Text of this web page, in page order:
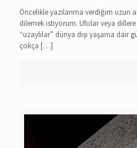
Öncelikle yazılarıma verdiğim uzun
dilemek istiyorum. Ufolar veya
“uzaylılar” dünya dışı yaşama dair
çokça […]